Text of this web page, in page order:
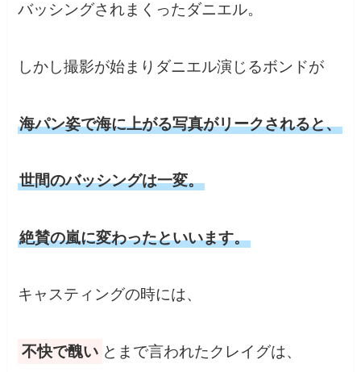
バッシングされまくったダニエル。
しかし撮影が始まりダニエル演じるボンドが
海パン姿で海に上がる写真がリークされると、
世間のバッシングは一変。
絶賛の嵐に変わったといいます。
キャスティングの時には、
不快で醜い とまで言われたクレイグは、